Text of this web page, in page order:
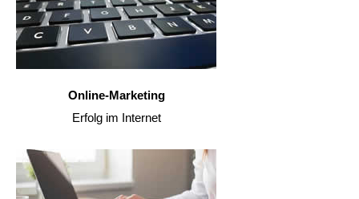
Online-Marketing
Erfolg im Internet